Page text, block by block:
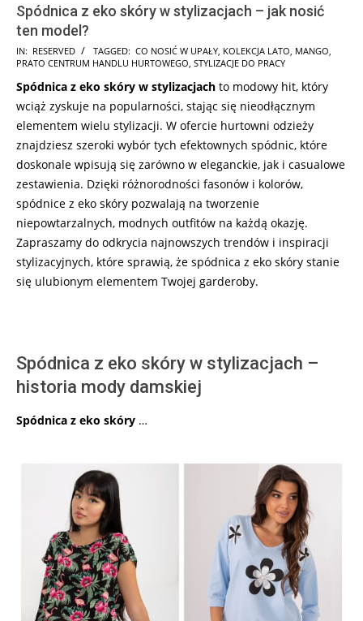
Spódnica z eko skóry w stylizacjach – jak nosić
ten model?
2025-
07-
18
IN: RESERVED TAGGED: CO NOSIĆ W UPAŁY KOLEKCJA LATO MANGO
PRATO CENTRUM HANDLU HURTOWEGO STYLIZACJE DO PRACY
Spódnica z eko skóry w stylizacjach to modowy hit, który
wciąż zyskuje na popularności, stając się nieodłącznym
elementem wielu stylizacji. W ofercie hurtowni odzieży
znajdziesz szeroki wybór tych efektownych spódnic, które
doskonale wpisują się zarówno w eleganckie, jak i casualowe
zestawienia. Dzięki różnorodności fasonów i kolorów,
spódnice z eko skóry pozwalają na tworzenie
niepowtarzalnych, modnych outfitów na każdą okazję.
Zapraszamy do odkrycia najnowszych trendów i inspiracji
stylizacyjnych, które sprawią, że spódnica z eko skóry stanie
się ulubionym elementem Twojej garderoby.
Spódnica z eko skóry w stylizacjach –
historia mody damskiej
Spódnica z eko skóry …